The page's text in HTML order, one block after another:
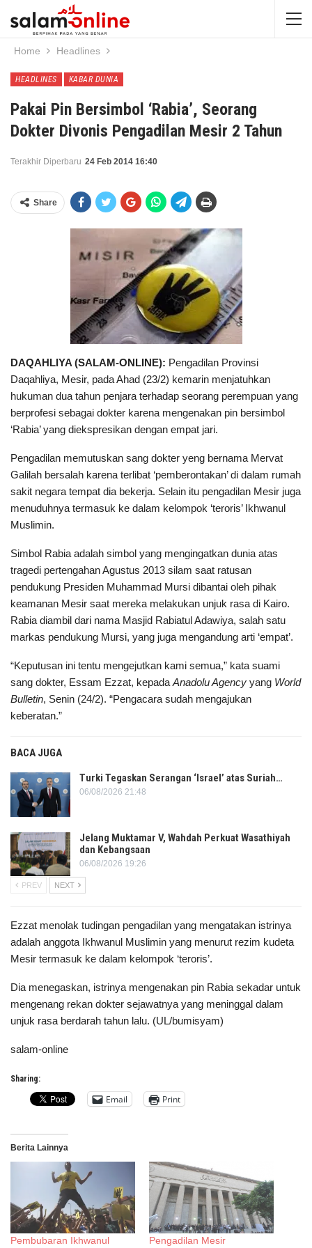
Home Headlines
HEADLINES KABAR DUNIA
Pakai Pin Bersimbol ‘Rabia’, Seorang
Dokter Divonis Pengadilan Mesir 2 Tahun
Terakhir Diperbaru 24 Feb 2014 16:40
Share
DAQAHLIYA (SALAM-ONLINE): Pengadilan Provinsi
Daqahliya, Mesir, pada Ahad (23/2) kemarin menjatuhkan
hukuman dua tahun penjara terhadap seorang perempuan yang
berprofesi sebagai dokter karena mengenakan pin bersimbol
‘Rabia’ yang diekspresikan dengan empat jari.
Pengadilan memutuskan sang dokter yeng bernama Mervat
Galilah bersalah karena terlibat ‘pemberontakan’ di dalam rumah
sakit negara tempat dia bekerja. Selain itu pengadilan Mesir juga
menuduhnya termasuk ke dalam kelompok ‘teroris’ Ikhwanul
Muslimin.
Simbol Rabia adalah simbol yang mengingatkan dunia atas
tragedi pertengahan Agustus 2013 silam saat ratusan
pendukung Presiden Muhammad Mursi dibantai oleh pihak
keamanan Mesir saat mereka melakukan unjuk rasa di Kairo.
Rabia diambil dari nama Masjid Rabiatul Adawiya, salah satu
markas pendukung Mursi, yang juga mengandung arti ‘empat’.
“Keputusan ini tentu mengejutkan kami semua,” kata suami
sang dokter, Essam Ezzat, kepada Anadolu Agency yang World
Bulletin, Senin (24/2). “Pengacara sudah mengajukan
keberatan.”
BACA JUGA
Turki Tegaskan Serangan ‘Israel’ atas Suriah…
06/08/2026 21:48
Jelang Muktamar V, Wahdah Perkuat Wasathiyah
dan Kebangsaan
06/08/2026 19:26
PREV NEXT
Ezzat menolak tudingan pengadilan yang mengatakan istrinya
adalah anggota Ikhwanul Muslimin yang menurut rezim kudeta
Mesir termasuk ke dalam kelompok ‘teroris’.
Dia menegaskan, istrinya mengenakan pin Rabia sekadar untuk
mengenang rekan dokter sejawatnya yang meninggal dalam
unjuk rasa berdarah tahun lalu. (UL/bumisyam)
salam-online
Sharing:
Email Print
Berita Lainnya
Pembubaran Ikhwanul Pengadilan Mesir